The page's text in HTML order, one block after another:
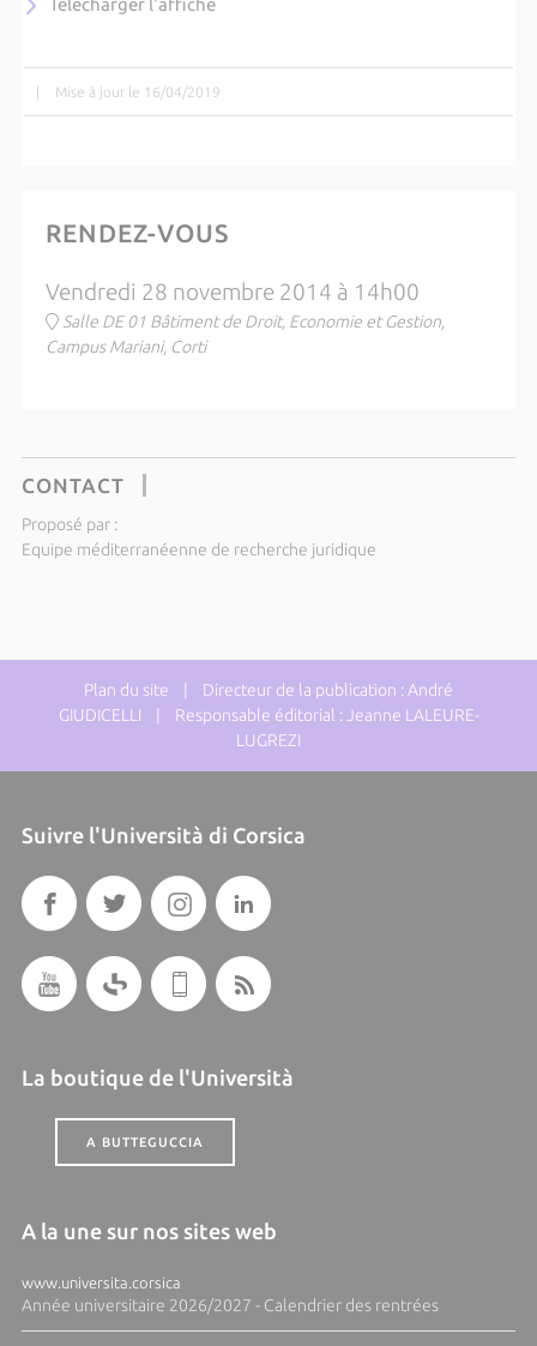
Télécharger l'affiche
| Mise à jour le 16/04/2019
RENDEZ-VOUS
Vendredi 28 novembre 2014 à 14h00
Salle DE 01 Bâtiment de Droit, Economie et Gestion,
Campus Mariani, Corti
CONTACT
Proposé par :
Equipe méditerranéenne de recherche juridique
Plan du site | Directeur de la publication : André
GIUDICELLI | Responsable éditorial : Jeanne LALEURE-
LUGREZI
Suivre l'Università di Corsica
La boutique de l'Università
A BUTTEGUCCIA
A la une sur nos sites web
www.universita.corsica
Année universitaire 2026/2027 - Calendrier des rentrées